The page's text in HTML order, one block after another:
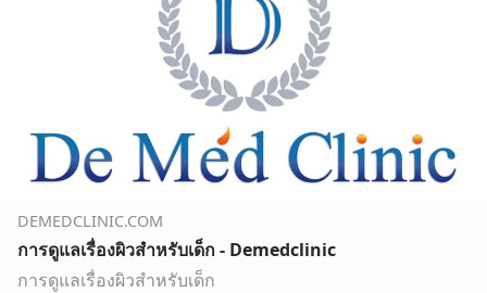
DEMEDCLINIC.COM
การดูแลเรื่องผิวสำหรับเด็ก - Demedclinic
การดูแลเรื่องผิวสำหรับเด็ก